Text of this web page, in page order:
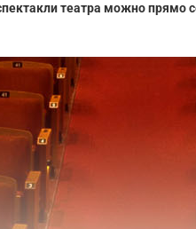
театра можно прямо